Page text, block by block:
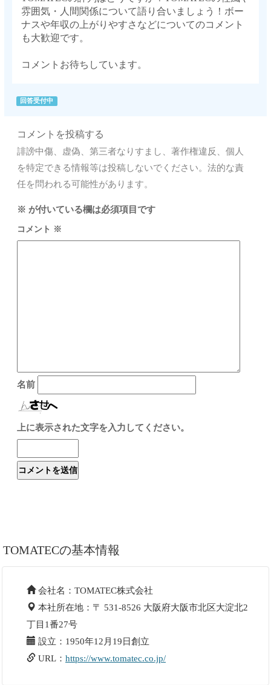
雰囲気・人間関係について語り合いましょう！ボー
ナスや年収の上がりやすさなどについてのコメント
も大歓迎です。
コメントお待ちしています。
回答受付中
コメントを投稿する
誹謗中傷、虚偽、第三者なりすまし、著作権違反、個人
を特定できる情報等は投稿しないでください。法的な責
任を問われる可能性があります。
※ が付いている欄は必須項目です
コメント ※
名前
上に表示された文字を入力してください。
TOMATECの基本情報
会社名：TOMATEC株式会社
本社所在地：〒 531-8526 大阪府大阪市北区大淀北2
丁目1番27号
設立：1950年12月19日創立
URL： https://www.tomatec.co.jp/